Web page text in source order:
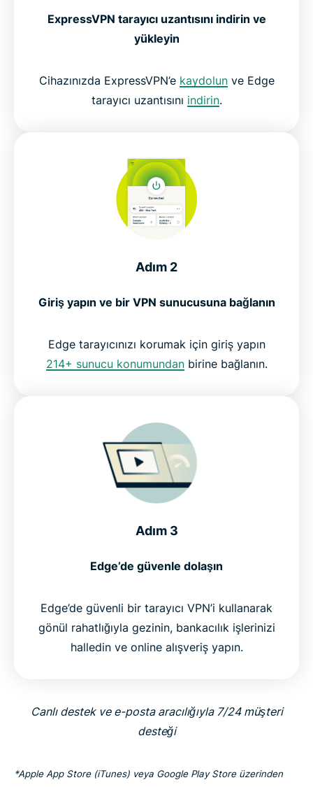
ExpressVPN tarayıcı uzantısını indirin ve
yükleyin
Cihazınızda ExpressVPN’e kaydolunve Edge
tarayıcı uzantısını indirin.
Adım 2
Giriş yapın ve bir VPN sunucusuna bağlanın
Edge tarayıcınızı korumak için giriş yapın
214+ sunucu konumundanbirine bağlanın.
Adım 3
Edge’de güvenle dolaşın
Edge’de güvenli bir tarayıcı VPN’i kullanarak
gönül rahatlığıyla gezinin, bankacılık işlerinizi
halledin ve online alışveriş yapın.
Canlı destek ve e-posta aracılığıyla 7/24 müşteri
desteği
*Apple App Store (iTunes) veya Google Play Store üzerinden